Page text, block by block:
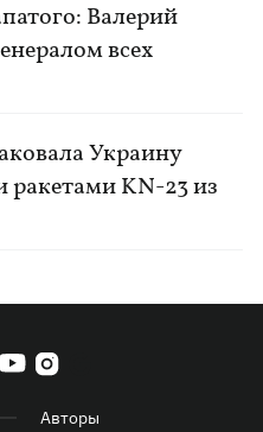
Валерий
всех
Украину
ракетами KN-23 из
Авторы